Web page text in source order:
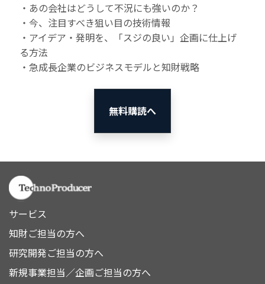
・あの会社はどうして不況にも強いのか？
・今、注目すべき狙い目の技術情報
・アイデア・発明を、「スジの良い」企画に仕上げ
る方法
・急成長企業のビジネスモデルと知財戦略
無料購読へ
サービス
知財ご担当の方へ
研究開発ご担当の方へ
新規事業担当／企画ご担当の方へ